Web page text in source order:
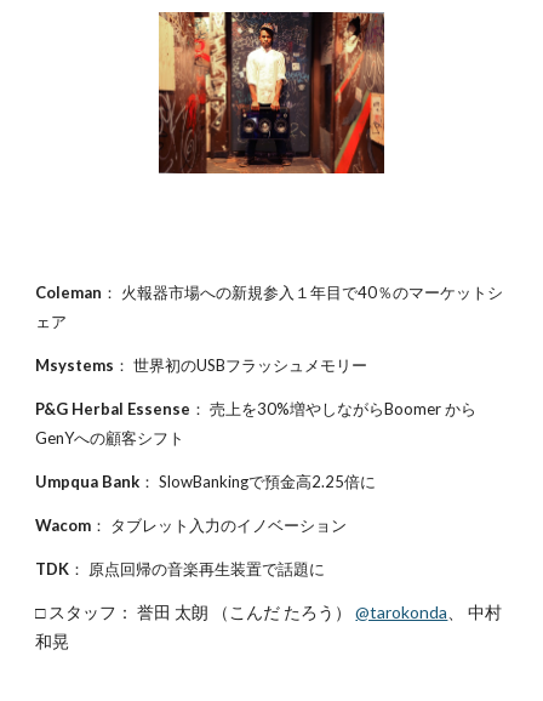
Coleman ： 火報器市場への新規参入１年目で40％のマーケットシ
ェア
Msystems ： 世界初のUSBフラッシュメモリー
P&G Herbal Essense ： 売上を30%増やしながらBoomer から
GenYへの顧客シフト
Umpqua Bank ： SlowBankingで預金高2.25倍に
Wacom ： タブレット入力のイノベーション
TDK ： 原点回帰の音楽再生装置で話題に
□ スタッフ： 誉田 太朗 （こんだ たろう） @tarokonda 、 中村
和晃